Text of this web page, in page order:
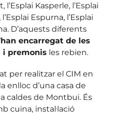
l’Esplai Kasperle, l’Esplai
Espurna, l’Esplai
D’aquests diferents
encarregat de les
i premonis les rebien.
per realitzar el CIM en
enlloc d’una casa de
caldes de Montbui. És
cuina, instal·lació